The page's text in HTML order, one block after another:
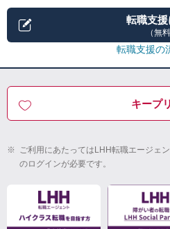
転職支
（無料
転職支援の
キープ
※ ご利用にあたってはLHH転職エージェ
のログインが必要です。